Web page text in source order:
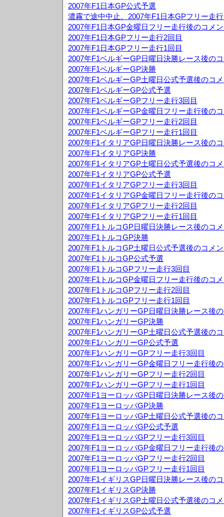
2007年F1日本GP公式予選
濃霧で途中中止。2007年F1日本GPフリー走
2007年F1日本GP金曜日フリー走行後のコメ
2007年F1日本GPフリー走行2回目
2007年F1日本GPフリー走行1回目
2007年F1ベルギーGP日曜日決勝レース後の
2007年F1ベルギーGP決勝
2007年F1ベルギーGP土曜日公式予選後のコ
2007年F1ベルギーGP公式予選
2007年F1ベルギーGPフリー走行3回目
2007年F1ベルギーGP金曜日フリー走行後の
2007年F1ベルギーGPフリー走行2回目
2007年F1ベルギーGPフリー走行1回目
2007年F1イタリアGP日曜日決勝レース後の
2007年F1イタリアGP決勝
2007年F1イタリアGP土曜日公式予選後のコ
2007年F1イタリアGP公式予選
2007年F1イタリアGPフリー走行3回目
2007年F1イタリアGP金曜日フリー走行後の
2007年F1イタリアGPフリー走行2回目
2007年F1イタリアGPフリー走行1回目
2007年F1トルコGP日曜日決勝レース後のコ
2007年F1トルコGP決勝
2007年F1トルコGP土曜日公式予選後のコメ
2007年F1トルコGP公式予選
2007年F1トルコGPフリー走行3回目
2007年F1トルコGP金曜日フリー走行後のコ
2007年F1トルコGPフリー走行2回目
2007年F1トルコGPフリー走行1回目
2007年F1ハンガリーGP日曜日決勝レース後
2007年F1ハンガリーGP決勝
2007年F1ハンガリーGP土曜日公式予選後の
2007年F1ハンガリーGP公式予選
2007年F1ハンガリーGPフリー走行3回目
2007年F1ハンガリーGP金曜日フリー走行後
2007年F1ハンガリーGPフリー走行2回目
2007年F1ハンガリーGPフリー走行1回目
2007年F1ヨーロッパGP日曜日決勝レース後
2007年F1ヨーロッパGP決勝
2007年F1ヨーロッパGP土曜日公式予選後の
2007年F1ヨーロッパGP公式予選
2007年F1ヨーロッパGPフリー走行3回目
2007年F1ヨーロッパGP金曜日フリー走行後
2007年F1ヨーロッパGPフリー走行2回目
2007年F1ヨーロッパGPフリー走行1回目
2007年F1イギリスGP日曜日決勝レース後の
2007年F1イギリスGP決勝
2007年F1イギリスGP土曜日公式予選後のコ
2007年F1イギリスGP公式予選